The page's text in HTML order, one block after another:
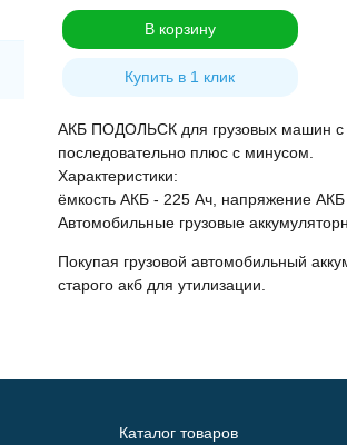
В корзину
Купить в 1 клик
АКБ ПОДОЛЬСК для грузовых машин с
последовательно плюс с минусом.
Характеристики:
ёмкость АКБ - 225 Ач, напряжение АКБ
Автомобильные грузовые
Покупая грузовой автомобильный
старого акб для утилизации.
Каталог товаров